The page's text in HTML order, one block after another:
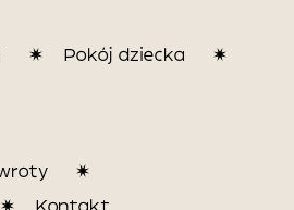
Pokój dziecka
Kontakt